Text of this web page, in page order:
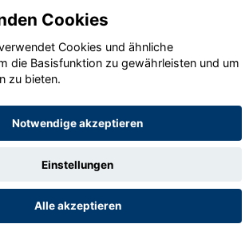
Cookies
Cookies und ähnliche
die Basisfunktion zu gewährleisten und um
zu bieten.
Notwendige akzeptieren
Einstellungen
Alle akzeptieren